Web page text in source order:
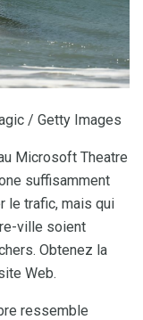
/ Getty Images
Microsoft Theatre
suffisamment
le trafic, mais qui
ville soient
Obtenez la
Web.
ressemble